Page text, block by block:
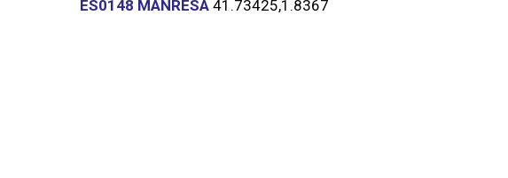
ES0148 MANRESA 41.73425,1.8367